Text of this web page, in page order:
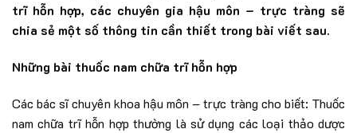
trĩ hỗn hợp, các chuyên gia hậu môn – trực tràng sẽ
chia sẻ một số thông tin cần thiết trong bài viết sau.
Những bài thuốc nam chữa trĩ hỗn hợp
Các bác sĩ chuyên khoa hậu môn – trực tràng cho biết: Thuốc
nam chữa trĩ hỗn hợp thường là sử dụng các loại thảo dược